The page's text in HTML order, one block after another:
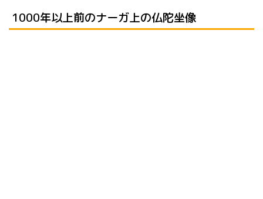
1000年以上前のナーガ上の仏陀坐像